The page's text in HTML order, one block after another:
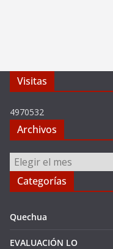
Visitas
4970532
Archivos
Archivos
Categorías
Quechua
EVALUACIÓN LO